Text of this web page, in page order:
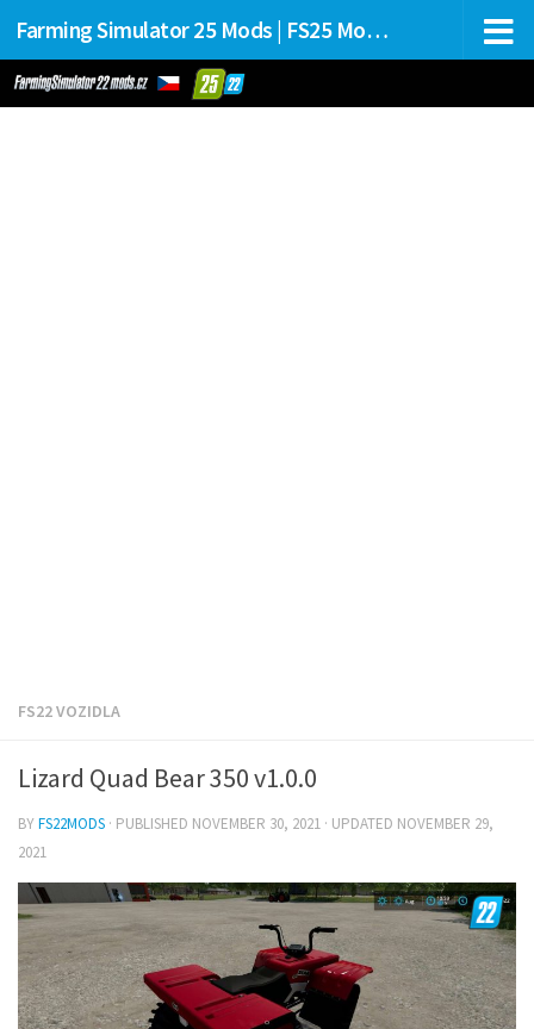
Farming Simulator 25 Mods | FS25 Mods Stahování
FS22 VOZIDLA
Lizard Quad Bear 350 v1.0.0
BYFS22MODS · PUBLISHED NOVEMBER 30, 2021 · UPDATED NOVEMBER 29,
2021